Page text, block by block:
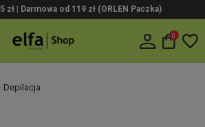
zł | Darmowa od 119 zł (ORLEN Paczka)
0
Depilacja